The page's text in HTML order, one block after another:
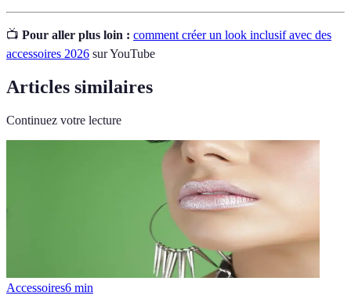
📺 Pour aller plus loin : comment créer un look inclusif avec des
accessoires 2026 sur YouTube
Articles similaires
Continuez votre lecture
Accessoires6 min